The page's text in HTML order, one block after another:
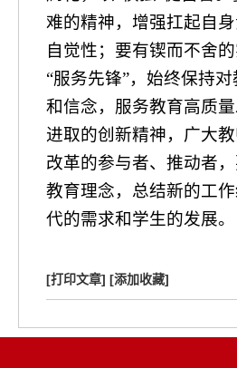
难的精神，增强扛起自身
自觉性；要有锲而不舍
“服务先锋”，始终保持
和信念，服务教育高质
进取的创新精神，广大
改革的参与者、推动者
教育理念，总结新的工
代的需求和学生的发展。
[打印文章] [添加收藏]